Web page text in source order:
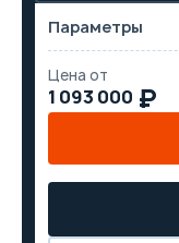
Параметры
Цена от
1 093 000